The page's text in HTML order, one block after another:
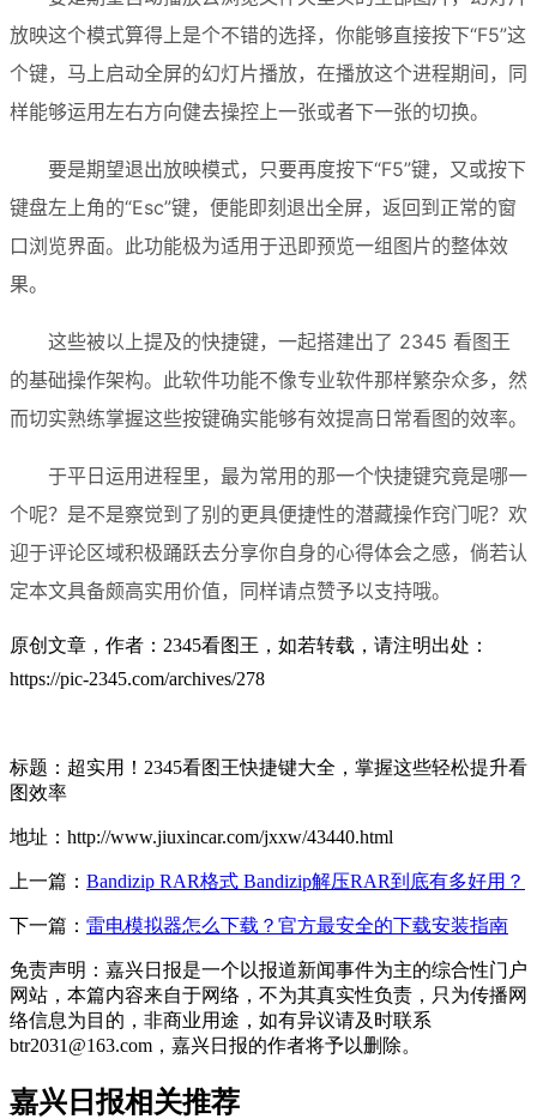
放映这个模式算得上是个不错的选择，你能够直接按下“F5”这
个键，马上启动全屏的幻灯片播放，在播放这个进程期间，同
样能够运用左右方向健去操控上一张或者下一张的切换。
要是期望退出放映模式，只要再度按下“F5”键，又或按下
键盘左上角的“Esc”键，便能即刻退出全屏，返回到正常的窗
口浏览界面。此功能极为适用于迅即预览一组图片的整体效
果。
这些被以上提及的快捷键，一起搭建出了 2345 看图王
的基础操作架构。此软件功能不像专业软件那样繁杂众多，然
而切实熟练掌握这些按键确实能够有效提高日常看图的效率。
于平日运用进程里，最为常用的那一个快捷键究竟是哪一
个呢？是不是察觉到了别的更具便捷性的潜藏操作窍门呢？欢
迎于评论区域积极踊跃去分享你自身的心得体会之感，倘若认
定本文具备颇高实用价值，同样请点赞予以支持哦。
原创文章，作者：2345看图王，如若转载，请注明出处：
https://pic-2345.com/archives/278
标题：超实用！2345看图王快捷键大全，掌握这些轻松提升看
图效率
地址：http://www.jiuxincar.com/jxxw/43440.html
上一篇： Bandizip RAR格式 Bandizip解压RAR到底有多好用？
下一篇： 雷电模拟器怎么下载？官方最安全的下载安装指南
免责声明：嘉兴日报是一个以报道新闻事件为主的综合性门户
网站，本篇内容来自于网络，不为其真实性负责，只为传播网
络信息为目的，非商业用途，如有异议请及时联系
btr2031@163.com，嘉兴日报的作者将予以删除。
嘉兴日报相关推荐